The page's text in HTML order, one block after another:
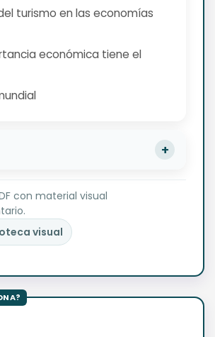
turismo en las economías
económica tiene el
con material visual
visual